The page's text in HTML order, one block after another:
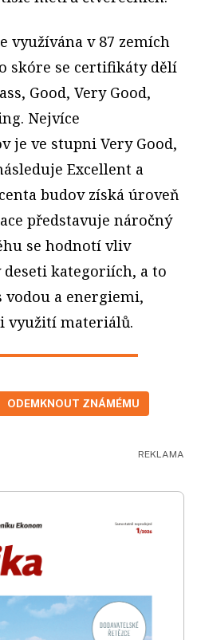
využívána v 87 zemích
skóre se certifikáty dělí
Good, Very Good,
Nejvíce
je ve stupni Very Good,
Excellent a
budov získá úroveň
představuje náročný
se hodnotí vliv
kategoriích, a to
vodou a energiemi,
využití materiálů.
ODEMKNOUT ZNÁMÉMU